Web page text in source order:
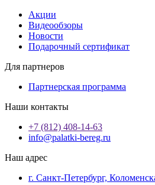
Акции
Видеообзоры
Новости
Подарочный сертификат
Для партнеров
Партнерская программа
Наши контакты
+7 (812) 408-14-63
info@palatki-bereg.ru
Наш адрес
г. Санкт-Петербург,